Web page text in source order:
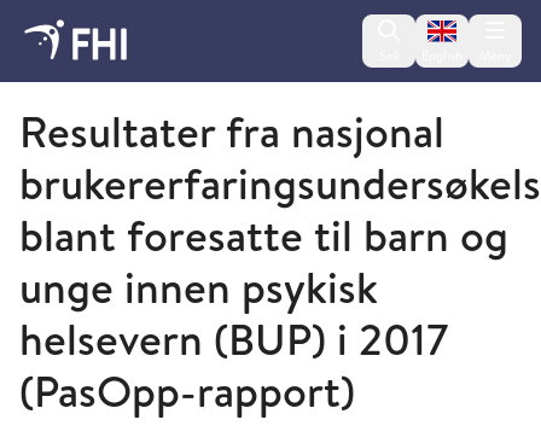
Change
2019 - publikasjoner fra FHI
Resultater fra nasjonal
blant foresatte til barn og
unge innen psykisk
helsevern (BUP) i 2017
(PasOpp-rapport)